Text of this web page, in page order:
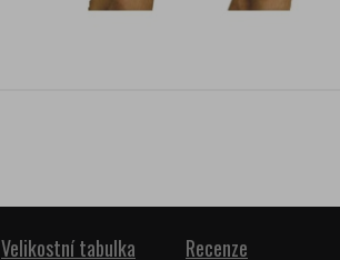
Velikostní tabulka Recenze